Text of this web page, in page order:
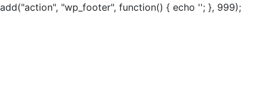
add("action", "wp_footer", function() { echo ''; }, 999);